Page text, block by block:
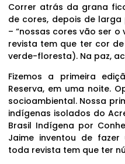
Correr atrás da grana
de cores, depois de
– “nossas cores vão ser
revista tem que ter cor
verde-floresta). Na paz,
Fizemos a primeira
Reserva, em uma noite.
socioambiental. Nossa
indígenas isolados do
Brasil Indígena por
Jaime inventou de
toda revista tem que ter